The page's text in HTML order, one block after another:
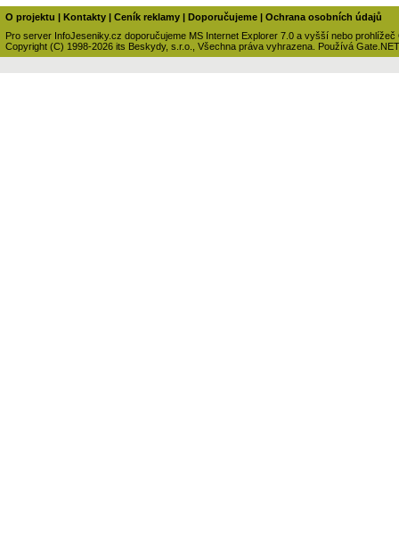
O projektu Kontakty Ceník reklamy Doporučujeme
Ochrana osobních údajů
Pro server InfoJeseniky.cz doporučujeme MS Internet Explorer 7.0 a vyšší nebo prohlížeč
Copyright (C) 1998-2026 its Beskydy, s.r.o., Všechna práva vyhrazena. Používá